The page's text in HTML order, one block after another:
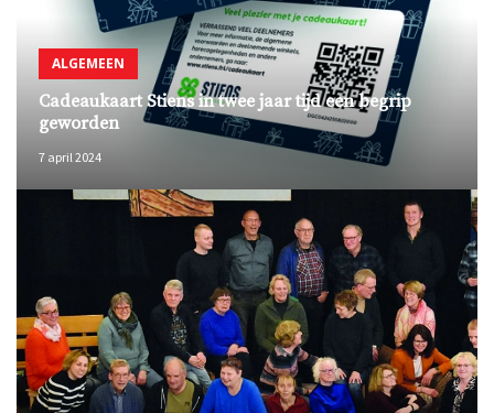
ALGEMEEN
Cadeaukaart Stiens in twee jaar tijd een begrip
geworden
7 april 2024